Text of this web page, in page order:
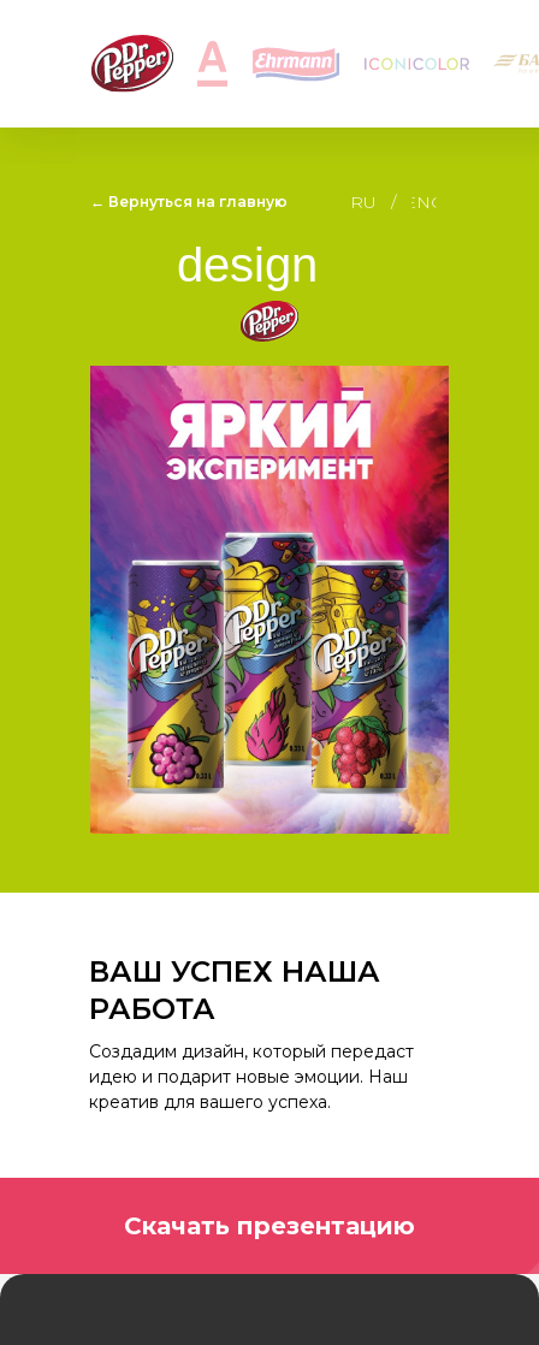
design
← Вернуться на главную RU ENG
/
ВАШ УСПЕХ НАША
РАБОТА
Создадим дизайн, который передаст
идею и подарит новые эмоции. Наш
креатив для вашего успеха.
Скачать презентацию